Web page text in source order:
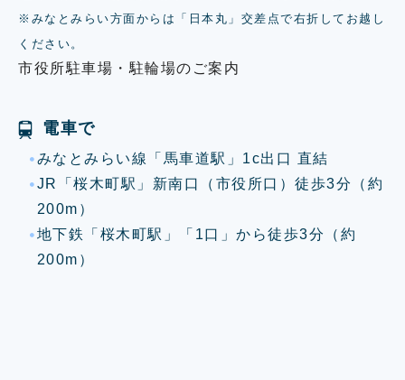
※みなとみらい方面からは「日本丸」交差点で右折してお越し
ください。
市役所駐車場・駐輪場のご案内
電車で
みなとみらい線「馬車道駅」1c出口 直結
JR「桜木町駅」新南口（市役所口）徒歩3分（約
200m）
地下鉄「桜木町駅」「1口」から徒歩3分（約
200m）